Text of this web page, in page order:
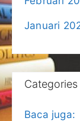
Januari
Categories
Baca juga: